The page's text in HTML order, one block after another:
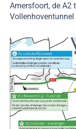
Amersfoort, de A2
Vollenhoventunnel